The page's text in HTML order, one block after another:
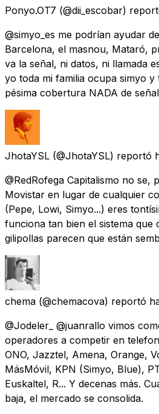
Ponyo.OT7 (@dii_escobar)
@simyo_es me podrían ayudar
Barcelona, el masnou, Mataró,
va la señal, ni datos, ni llamada
yo toda mi familia ocupa simyo y
pésima cobertura NADA de señal
JhotaYSL (@JhotaYSL) reportó
@RedRofega Capitalismo no se,
Movistar en lugar de cualquier
(Pepe, Lowi, Simyo...) eres
funciona tan bien el sistema que
gilipollas parecen que están
chema (@chemacova) reportó
@Jodeler_ @juanrallo vimos
operadores a competir en
ONO, Jazztel, Amena, Orange,
MásMóvil, KPN (Simyo, Blue),
Euskaltel, R... Y decenas más.
baja, el mercado se consolida.